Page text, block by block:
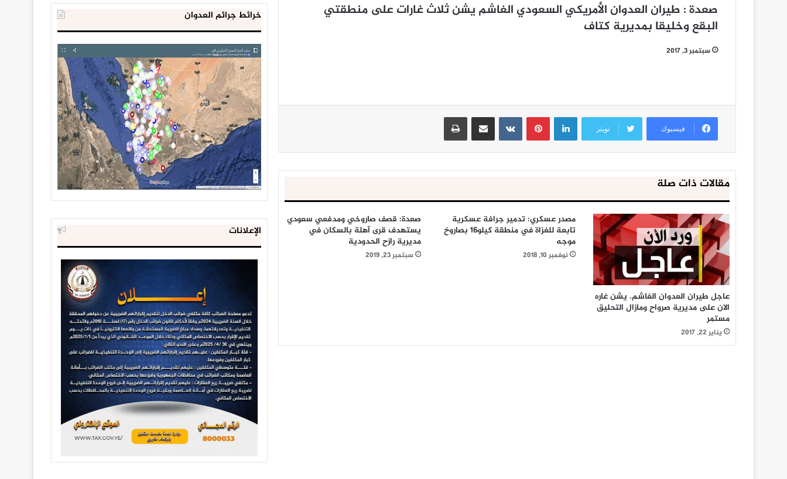
صعدة : طيران العدوان الأمريكي السعودي الغاشم يشن ثلاث غارات على منطقتي
البقع وخليقا بمديرية كتاف
سبتمبر 3, 2017
فيسبوك تويتر
لينكدإنبينتيريست مشاركة عبر البريد طباعة
مقالات ذات صلة
عاجل طيران العدوان الغاشم. يشن غاره
الان على مديرية صرواح ومازال التحليق
مستمر
يناير 22, 2017
مصدر عسكري: تدمير جرافة عسكرية
تابعة للغزاة في منطقة كيلو16 بصاروخ
موجه
نوفمبر 10, 2018
صعدة: قصف صاروخي ومدفعي سعودي
يستهدف قرى آهلة بالسكان في
مديرية رازح الحدودية
سبتمبر 23, 2019
خرائط جرائم العدوان
الإعلانات